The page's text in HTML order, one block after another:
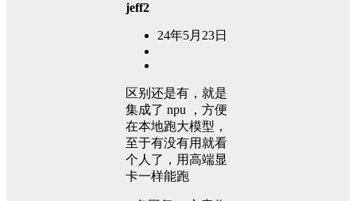
jeff2
24年5月23日
区别还是有，就是
集成了 npu ，方便
在本地跑大模型，
至于有没有用就看
个人了，用高端显
卡一样能跑